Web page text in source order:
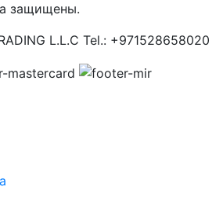
защищены.
L.L.C Tel.: +971528658020